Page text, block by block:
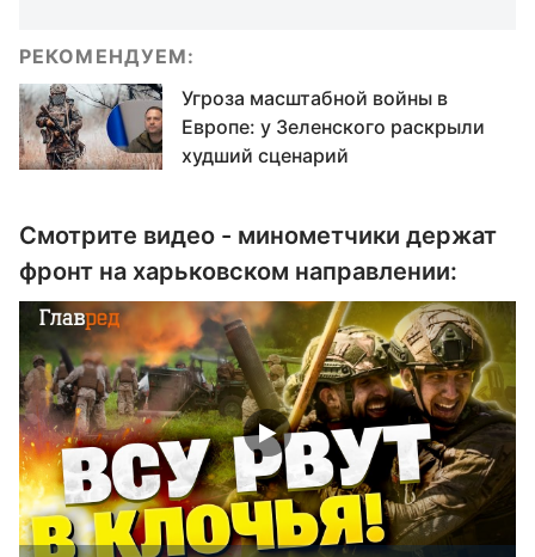
РЕКОМЕНДУЕМ:
Угроза масштабной войны в
Европе: у Зеленского раскрыли
худший сценарий
Смотрите видео - минометчики держат
фронт на харьковском направлении: